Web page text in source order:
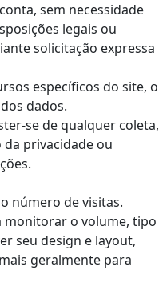
sem necessidade
legais ou
solicitação expressa
específicos do site, o
dados.
se de qualquer coleta,
privacidade ou
número de visitas.
monitorar o volume, tipo
seu design e layout,
geralmente para